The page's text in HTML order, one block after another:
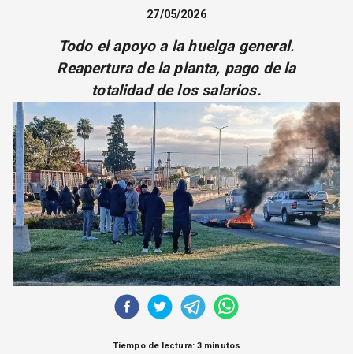
JUVENTUD
DEBATE
ARCHIVO
DECLARACIONES
OPINIÓN
ALTAMIRA RESPONDE
Política Obrera Revista
CONTACTO
27/05/2026
Todo el apoyo a la huelga general.
Reapertura de la planta, pago de la
totalidad de los salarios.
Tiempo de lectura: 3 minutos